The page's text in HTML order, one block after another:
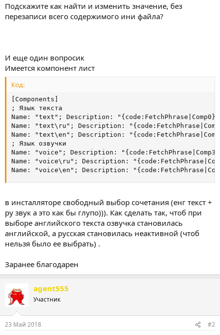
Подскажите как найти и изменить значение, без
перезаписи всего содержимого ини файла?
И еще один вопросик
Имеется компонент лист
Код:
[Components]
; Язык текста
Name: "text"; Description:
Name: "text\ru"; Description:
Name: "text\en"; Description:
; Язык озвучки
Name: "voice"; Description:
Name: "voice\ru"; Description:
Name: "voice\en"; Description:
в инсталляторе свободный выбор сочетания (енг текст +
ру звук а это как бы глупо))). Как сделать так, чтоб при
выборе английского текста озвучка становилась
английской, а русская становилась неактивной (чтоб
нельзя было ее выбрать) .
Заранее благодарен
agent555
Участник
23 Май 2018 #2